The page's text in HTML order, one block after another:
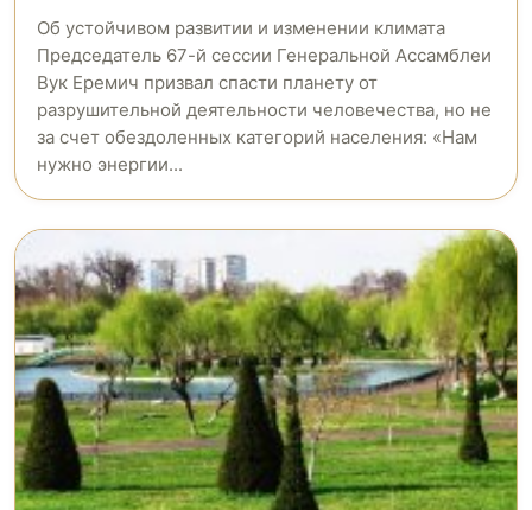
Об устойчивом развитии и изменении климата
Председатель 67-й сессии Генеральной Ассамблеи
Вук Еремич призвал спасти планету от
разрушительной деятельности человечества, но не
за счет обездоленных категорий населения: «Нам
нужно энергии...